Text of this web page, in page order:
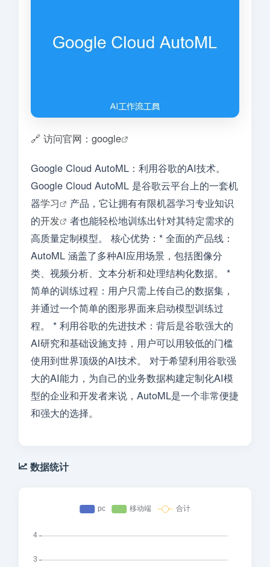
🔗 访问官网：google
Google Cloud AutoML：利用谷歌的AI技术。
Google Cloud AutoML 是谷歌云平台上的一套机
器学习
产品，它让拥有有限机器学习专业知识
的开发
者也能轻松地训练出针对其特定需求的
高质量定制模型。 核心优势：* 全面的产品线：
AutoML 涵盖了多种AI应用场景，包括图像分
类、视频分析、文本分析和处理结构化数据。 *
简单的训练过程：用户只需上传自己的数据集，
并通过一个简单的图形界面来启动模型训练过
程。 * 利用谷歌的先进技术：背后是谷歌强大的
AI研究和基础设施支持，用户可以用较低的门槛
使用到世界顶级的AI技术。 对于希望利用谷歌强
大的AI能力，为自己的业务数据构建定制化AI模
型的企业和开发者来说，AutoML是一个非常便捷
和强大的选择。
数据统计